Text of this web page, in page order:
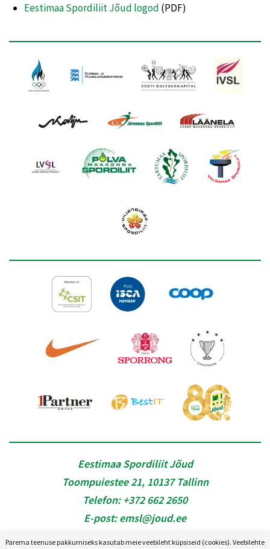
Eestimaa Spordiliit Jõud logod (PDF)
Eestimaa Spordiliit Jõud
Toompuiestee 21, 10137 Tallinn
Telefon: +372 662 2650
E-post:emsl@joud.ee
Parema teenuse pakkumiseks kasutab meie veebileht küpsiseid (cookies). Veebilehte